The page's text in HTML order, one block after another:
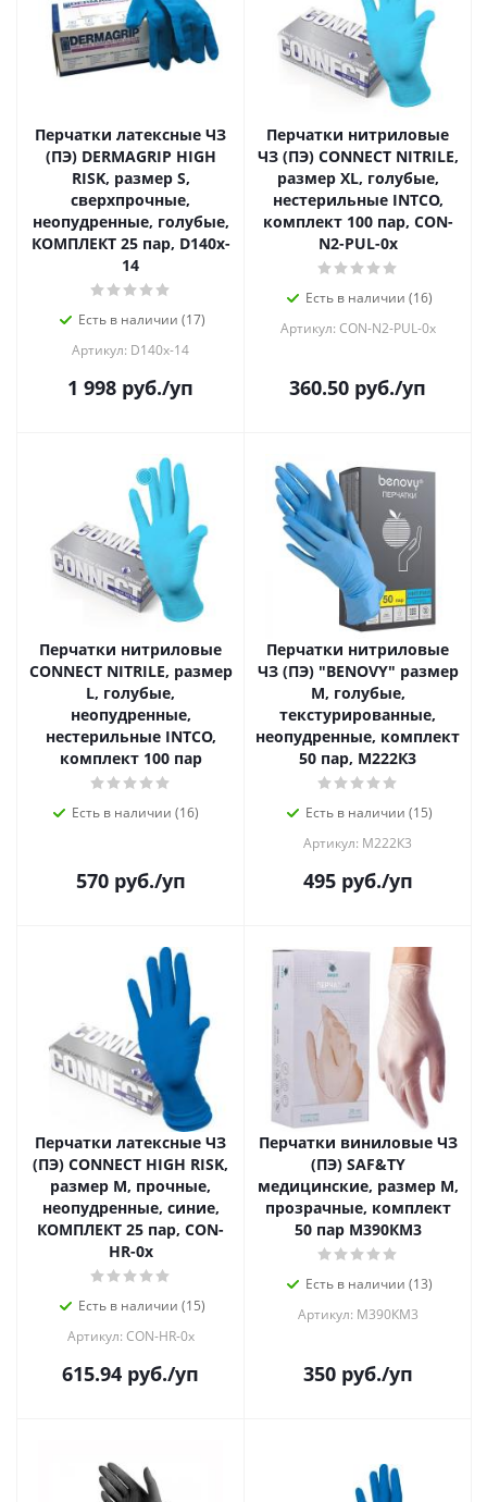
Перчатки латексные ЧЗ
(ПЭ) DERMAGRIP HIGH
RISK, размер S,
сверхпрочные,
неопудренные, голубые,
КОМПЛЕКТ 25 пар, D140x-
14
Есть в наличии (17)
Артикул: D140x-14
1 998 руб./уп
Перчатки нитриловые
ЧЗ (ПЭ) CONNECT NITRILE,
размер XL, голубые,
нестерильные INTCO,
комплект 100 пар, CON-
N2-PUL-0x
Есть в наличии (16)
Артикул: CON-N2-PUL-0x
360.50 руб./уп
Перчатки нитриловые
CONNECT NITRILE, размер
L, голубые,
неопудренные,
нестерильные INTCO,
комплект 100 пар
Есть в наличии (16)
570руб./уп
Перчатки нитриловые
ЧЗ (ПЭ) "BENOVY" размер
М, голубые,
текстурированные,
неопудренные, комплект
50 пар, М222К3
Есть в наличии (15)
Артикул: М222К3
495руб./уп
Перчатки латексные ЧЗ
(ПЭ) CONNECT HIGH RISK,
размер М, прочные,
неопудренные, синие,
КОМПЛЕКТ 25 пар, CON-
HR-0x
Есть в наличии (15)
Артикул: CON-HR-0x
615.94 руб./уп
Перчатки виниловые ЧЗ
(ПЭ) SАF&TY
медицинские, размер М,
прозрачные, комплект
50 пар М390КМ3
Есть в наличии (13)
Артикул: М390КМ3
350руб./уп